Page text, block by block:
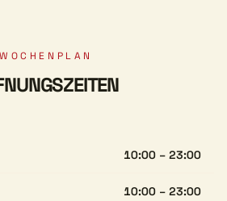
WOCHENPLAN
10:00 – 23:00
10:00 – 23:00